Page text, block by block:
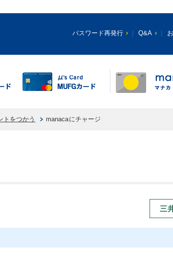
パスワード再発行 Q&A
トをつかう manacaにチャージ
三